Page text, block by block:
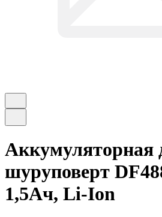
Аккумуляторная
шуруповерт
1,5Ач, Li-Ion